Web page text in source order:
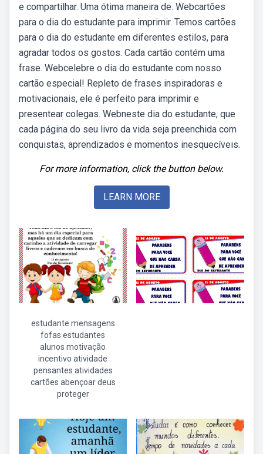
e compartilhar. Uma ótima maneira de. Webcartões
para o dia do estudante para imprimir. Temos cartões
para o dia do estudante em diferentes estilos, para
agradar todos os gostos. Cada cartão contém uma
frase. Webcelebre o dia do estudante com nosso
cartão especial! Repleto de frases inspiradoras e
motivacionais, ele é perfeito para imprimir e
presentear colegas. Webneste dia do estudante, que
cada página do seu livro da vida seja preenchida com
conquistas, aprendizados e momentos inesquecíveis.
For more information, click the button below.
LEARN MORE
estudante mensagens
fofas estudantes
alunos motivação
incentivo atividade
pensantes atividades
cartões abençoar deus
proteger